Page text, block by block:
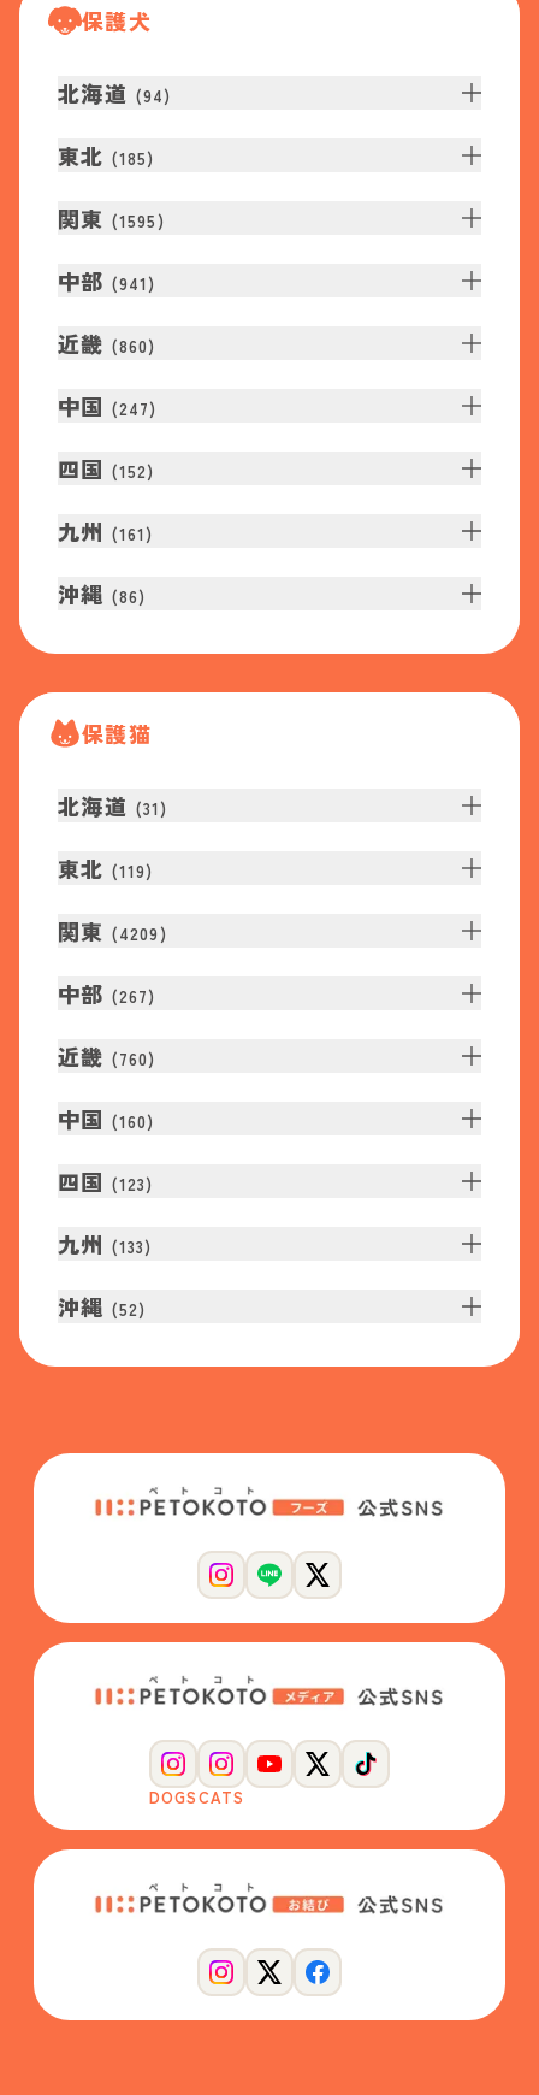
保護犬
北海道 (94)
東北 (185)
関東 (1595 )
中部 (941 )
近畿 (860)
中国 (247)
四国 (152)
九州 (161 )
沖縄 (86)
保護猫
北海道 (31 )
東北 (119)
関東 (4209 )
中部 (267)
近畿 (760)
中国 (160)
四国 (123)
九州 (133)
沖縄 (52)
DOGSCATS